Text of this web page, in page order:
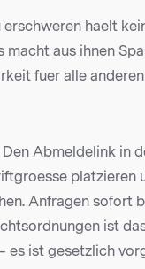
erschweren haelt
aus ihnen
fuer alle
Den Abmeldelink in
platzieren
Anfragen sofort
ist
es ist gesetzlich